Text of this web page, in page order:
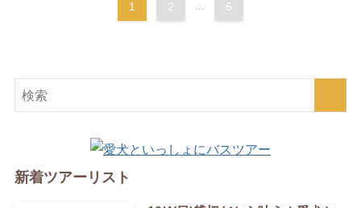
1 2 ... 6
新着ツアーリスト